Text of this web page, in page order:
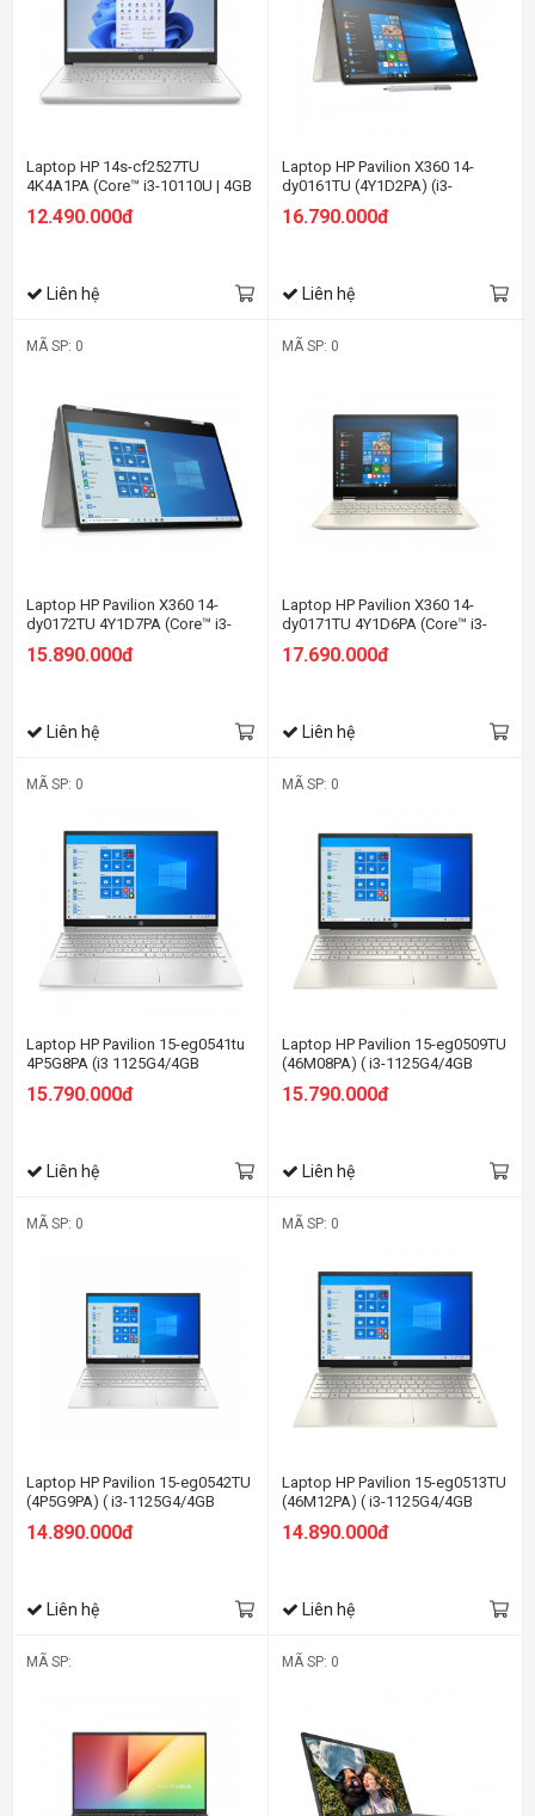
Laptop HP 14s-cf2527TU
4K4A1PA (Core™ i3-10110U | 4GB
14inch HD | Win 10 | Bạc)
12.490.000đ
Liên hệ
Laptop HP Pavilion X360 14-
dy0161TU (4Y1D2PA) (i3-
SSD/14 FHD Cảm
16.790.000đ
Liên hệ
MÃ SP: 0
Laptop HP Pavilion X360 14-
dy0172TU 4Y1D7PA (Core™ i3-
1125G4 | 4GB | 256GB | Intel UHD
Graphics | 14inch FHD | Cảm ứng
15.890.000đ
Liên hệ
MÃ SP: 0
Laptop HP Pavilion X360 14-
dy0171TU 4Y1D6PA (Core™ i3-
1125G4 | 4GB | 512GB | Intel UHD
| 14 inch FHD | Win 10 | Vàng)
17.690.000đ
Liên hệ
MÃ SP: 0
Laptop HP Pavilion 15-eg0541tu
4P5G8PA (i3 1125G4/4GB
11/Bạc)
15.790.000đ
Liên hệ
MÃ SP: 0
Laptop HP Pavilion 15-eg0509TU
(46M08PA) ( i3-1125G4/4GB
FHD/Win11/Vàng)
15.790.000đ
Liên hệ
MÃ SP: 0
Laptop HP Pavilion 15-eg0542TU
(4P5G9PA) ( i3-1125G4/4GB
RAM/256GB SSD/15.6
FHD/Win11/Bạc)
14.890.000đ
Liên hệ
MÃ SP: 0
Laptop HP Pavilion 15-eg0513TU
(46M12PA) ( i3-1125G4/4GB
RAM/256GB SSD/15.6
FHD/Win11/Vàng)
14.890.000đ
Liên hệ
MÃ SP: MÃ SP: 0